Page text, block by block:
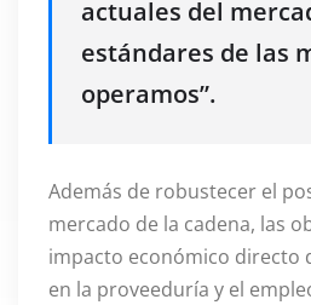
actuales del
estándares de las
operamos”.
Además de robustecer el
mercado de la cadena, las
impacto económico directo
en la proveeduría y el